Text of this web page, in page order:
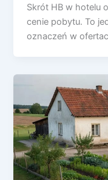
Skrót HB w hotelu
cenie pobytu. To
oznaczeń w